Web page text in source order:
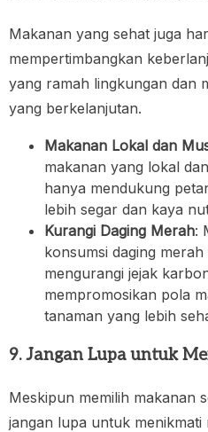
Makanan yang sehat juga
mempertimbangkan
yang ramah lingkungan dan
yang berkelanjutan.
Makanan Lokal dan
makanan yang lokal
hanya mendukung
lebih segar dan kaya
Kurangi Daging Merah:
konsumsi daging
mengurangi jejak
mempromosikan pola
tanaman yang lebih
9. Jangan Lupa untuk
Meskipun memilih makanan
jangan lupa untuk menikmati